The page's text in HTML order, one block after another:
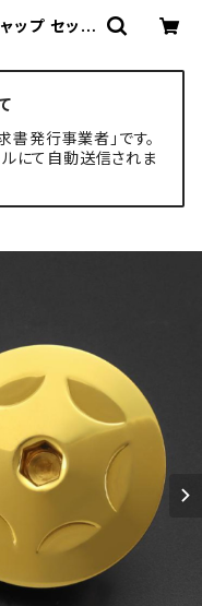
ップ セット
書発行事業者」です。
にて自動送信されま